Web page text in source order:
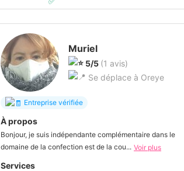
Muriel
5/5 (1 avis)
Se déplace à Oreye
Entreprise vérifiée
À propos
Bonjour, je suis indépendante complémentaire dans le
domaine de la confection est de la cou... Voir plus
Services